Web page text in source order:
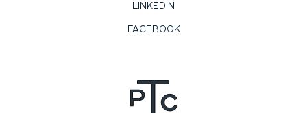
LINKEDIN
FACEBOOK